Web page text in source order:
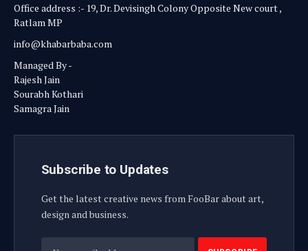
Office address :- 19, Dr. Devisingh Colony Opposite New court ,
Ratlam MP
info@khabarbaba.com
Managed By -
Rajesh Jain
Sourabh Kothari
Samagra Jain
Subscribe to Updates
Get the latest creative news from FooBar about art,
design and business.